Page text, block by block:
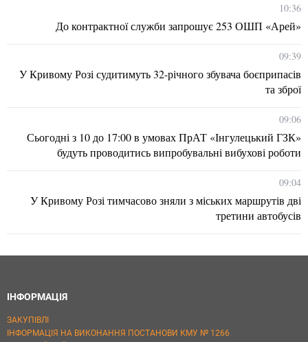
10:36
До контрактної служби запрошує 253 ОШП «Арей»
09:39
У Кривому Розі судитимуть 32-річного збувача боєприпасів
та зброї
09:06
Сьогодні з 10 до 17:00 в умовах ПрАТ «Інгулецький ГЗК»
будуть проводитись випробувальні вибухові роботи
09:04
У Кривому Розі тимчасово зняли з міських маршрутів дві
третини автобусів
ІНФОРМАЦІЯ
ЗАКУПІВЛІ
ІНФОРМАЦІЯ НА ВИКОНАННЯ ПОСТАНОВИ КМУ № 1266